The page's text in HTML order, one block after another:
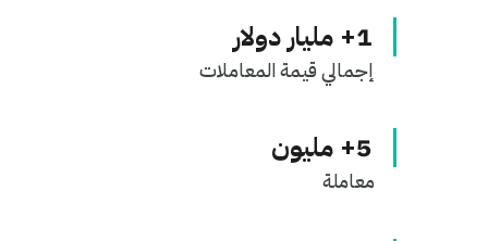
1+ مليار دولار
إجمالي قيمة المعاملات
5+ مليون
معاملة